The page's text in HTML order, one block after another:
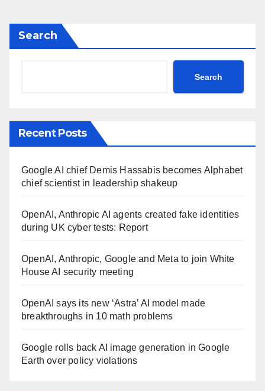
Search
Search
Recent Posts
Google AI chief Demis Hassabis becomes Alphabet
chief scientist in leadership shakeup
OpenAI, Anthropic AI agents created fake identities
during UK cyber tests: Report
OpenAI, Anthropic, Google and Meta to join White
House AI security meeting
OpenAI says its new ‘Astra’ AI model made
breakthroughs in 10 math problems
Google rolls back AI image generation in Google
Earth over policy violations